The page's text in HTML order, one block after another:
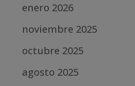
enero 2026
noviembre 2025
octubre 2025
agosto 2025